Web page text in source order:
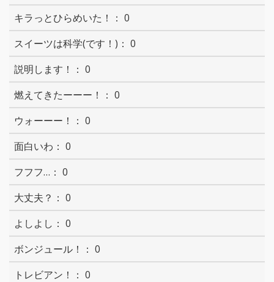
0
0
0
0
0
0
0
0
0
0
0